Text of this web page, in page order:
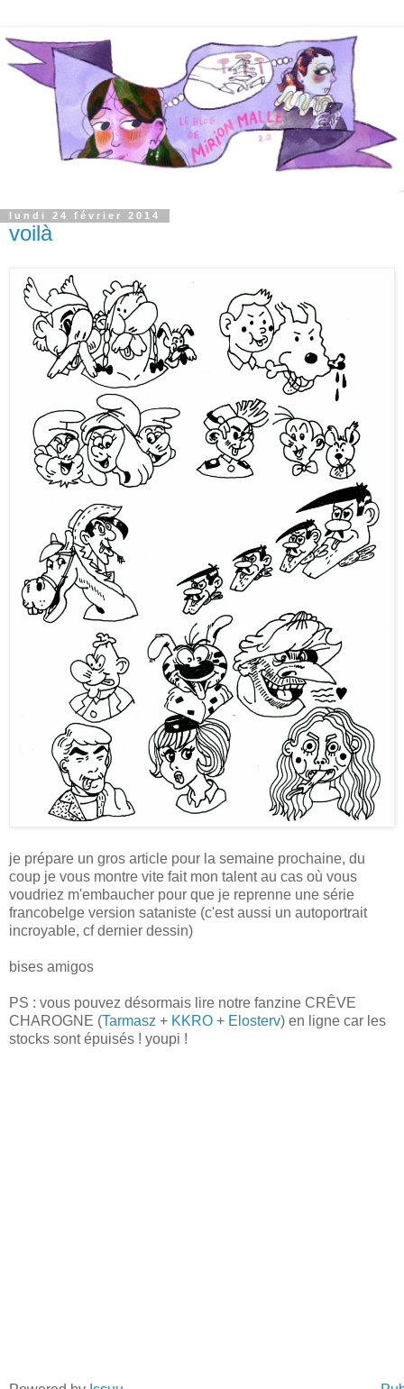
lundi 24 février 2014
voilà
je prépare un gros article pour la semaine prochaine, du
coup je vous montre vite fait mon talent au cas où vous
voudriez m'embaucher pour que je reprenne une série
francobelge version sataniste (c'est aussi un autoportrait
incroyable, cf dernier dessin)
bises amigos
PS : vous pouvez désormais lire notre fanzine CRÊVE
CHAROGNE (Tarmasz + KKRO + Elosterv) en ligne car les
stocks sont épuisés ! youpi !